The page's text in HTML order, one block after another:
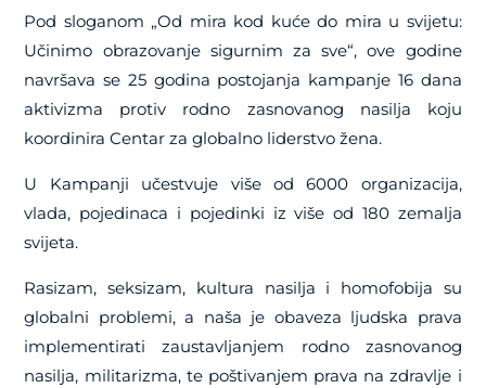
Pod sloganom „Od mira kod kuće do mira u svijetu:
Učinimo obrazovanje sigurnim za sve“, ove godine
navršava se 25 godina postojanja kampanje 16 dana
aktivizma protiv rodno zasnovanog nasilja koju
koordinira Centar za globalno liderstvo žena.
U Kampanji učestvuje više od 6000 organizacija,
vlada, pojedinaca i pojedinki iz više od 180 zemalja
svijeta.
Rasizam, seksizam, kultura nasilja i homofobija su
globalni problemi, a naša je obaveza ljudska prava
implementirati zaustavljanjem rodno zasnovanog
nasilja, militarizma, te poštivanjem prava na zdravlje i